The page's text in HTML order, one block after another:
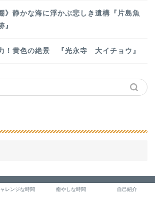
》静かな海に浮かぶ悲しき遺構『片島魚
』
！黄色の絶景 『光永寺 大イチョウ』
ライバシーポリシー 免責事項
レンジな時間 癒やしな時間 自己紹介